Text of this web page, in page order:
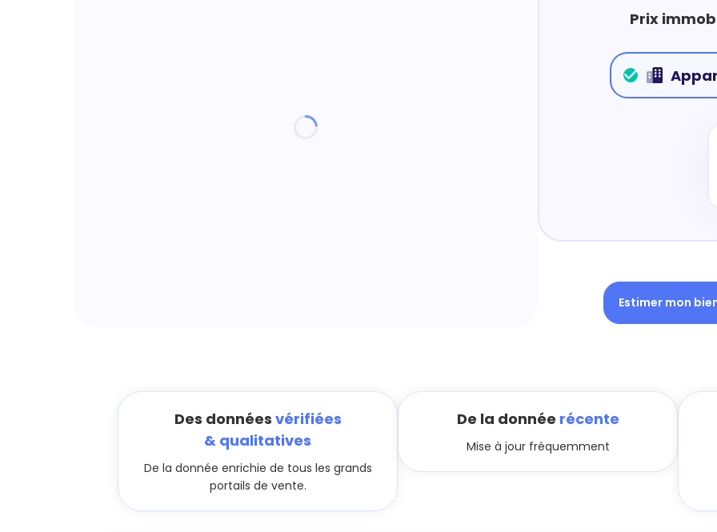
Prix
Estimer mon
Des données vérifiées
& qualitatives
De la donnée enrichie de tous les grands
portails de vente.
De la donnée récente
Mise à jour fréquemment